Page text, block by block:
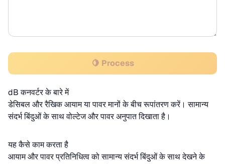
🍋 Process
dB कनवर्टर के बारे में
डेसिबल और रैखिक आयाम या पावर मानों के बीच रूपांतरण करें। सामान्य
संदर्भ बिंदुओं के साथ वोल्टेज और पावर अनुपात दिखाता है।
यह कैसे काम करता है
आयाम और पावर प्रतिनिधित्व को सामान्य संदर्भ बिंदुओं के साथ देखने के